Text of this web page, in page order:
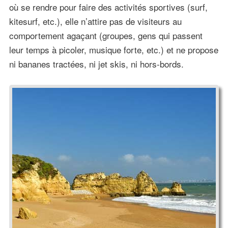
où se rendre pour faire des activités sportives (surf,
kitesurf, etc.), elle n’attire pas de visiteurs au
comportement agaçant (groupes, gens qui passent
leur temps à picoler, musique forte, etc.) et ne propose
ni bananes tractées, ni jet skis, ni hors-bords.